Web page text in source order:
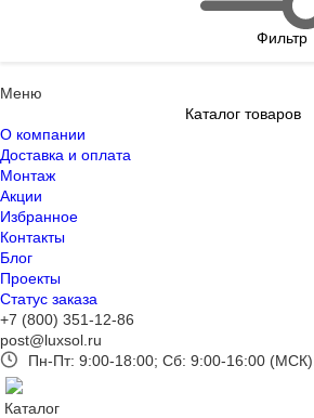
Фильтр
Меню
Каталог товаров
О компании
Доставка и оплата
Монтаж
Акции
Избранное
Контакты
Блог
Проекты
Статус заказа
+7 (800) 351-12-86
post@luxsol.ru
Пн-Пт: 9:00-18:00; Сб: 9:00-16:00 (МСК).
Каталог